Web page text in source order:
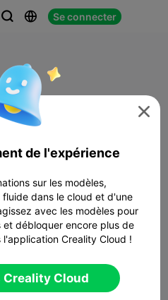
  Se connecter

de l'expérience
sur les modèles,
dans le cloud et d'une
avec les modèles pour
débloquer encore plus de
Creality Cloud !
Cloud